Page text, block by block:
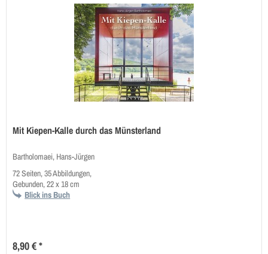
Mit Kiepen-Kalle durch das Münsterland
Bartholomaei, Hans-Jürgen
72 Seiten, 35 Abbildungen,
Gebunden, 22 x 18 cm
Blick ins Buch
8,90 € *